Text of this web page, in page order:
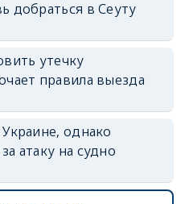
добраться в Сеуту
утечку
правила выезда
однако
атаку на судно